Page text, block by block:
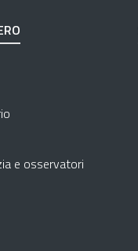
e osservatori